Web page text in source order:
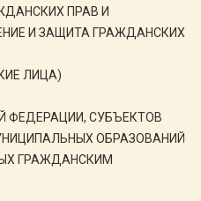
ПРАВ И
И ЗАЩИТА ГРАЖДАНСКИХ
ЛИЦА)
ФЕДЕРАЦИИ, СУБЪЕКТОВ
ОБРАЗОВАНИЙ
ГРАЖДАНСКИМ